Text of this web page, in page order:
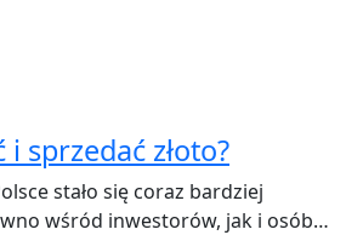
sprzedać złoto?
stało się coraz bardziej
wśród inwestorów, jak i osób…